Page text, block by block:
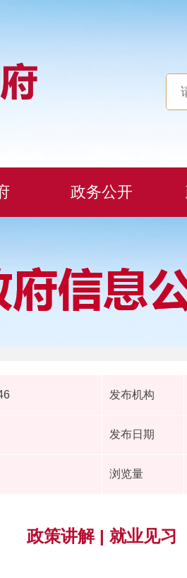
政务公开
发布机构
发布日期
浏览量
政策讲解 | 就业见习